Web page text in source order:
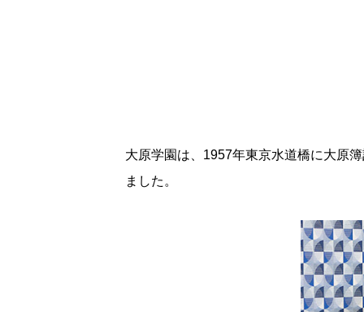
大原学園は、1957年東京水道橋に大原
ました。